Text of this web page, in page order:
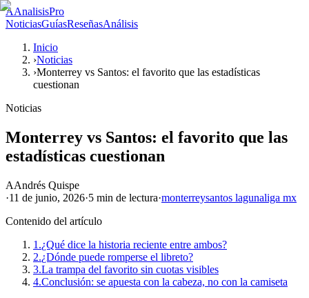
AAnalisisPro
NoticiasGuíasReseñasAnálisis
Inicio
›Noticias
›Monterrey vs Santos: el favorito que las estadísticas
cuestionan
Noticias
Monterrey vs Santos: el favorito que las
estadísticas cuestionan
AAndrés Quispe
·11 de junio, 2026·5 min de lectura·monterreysantos lagunaliga mx
Contenido del artículo
1.¿Qué dice la historia reciente entre ambos?
2.¿Dónde puede romperse el libreto?
3.La trampa del favorito sin cuotas visibles
4.Conclusión: se apuesta con la cabeza, no con la camiseta